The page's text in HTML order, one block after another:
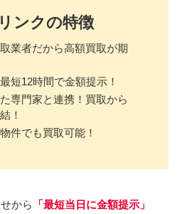
ンクの特徴
業者だから高額買取が期
短12時間で金額提示！
専門家と連携！買取から
！
件でも買取可能！
から
「最短当日に金額提示」